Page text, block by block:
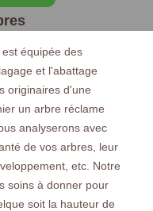
équipée des
et l'abattage
originaires d'une
un arbre réclame
analyserons avec
de vos arbres, leur
etc. Notre
soins à donner pour
soit la hauteur de